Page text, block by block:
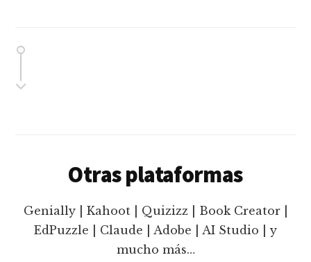
Otras plataformas
Genially | Kahoot | Quizizz | Book Creator |
EdPuzzle | Claude | Adobe | AI Studio | y
mucho más…